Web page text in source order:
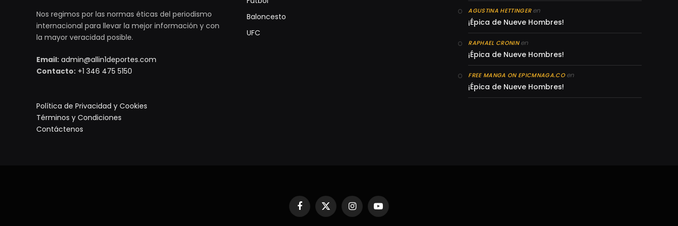
Nos regimos por las normas éticas del periodismo
internacional para llevar la mejor información y con
la mayor veracidad posible.
Email: admin@allin1deportes.com
Contacto: +1 346 475 5150
Política de Privacidad y Cookies
Términos y Condiciones
Contáctenos
Baloncesto
UFC
AGUSTINA HETTINGERen
¡Épica de Nueve Hombres!
RAPHAEL CRONINen
¡Épica de Nueve Hombres!
FREE MANGA ON EPICMNAGA.COen
¡Épica de Nueve Hombres!
Facebook
X
(Twitter)
InstagramYouTube